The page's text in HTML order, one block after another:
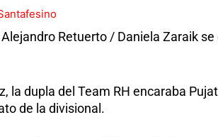
Retuerto / Daniela Zaraik
la dupla del Team RH encaraba
de la divisional.